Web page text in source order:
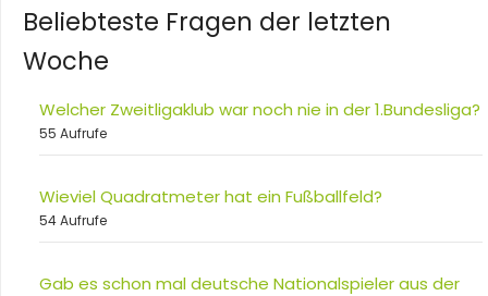
Beliebteste Fragen der letzten
Woche
Welcher Zweitligaklub war noch nie in der 1.Bundesliga?
55 Aufrufe
Wieviel Quadratmeter hat ein Fußballfeld?
54 Aufrufe
Gab es schon mal deutsche Nationalspieler aus der